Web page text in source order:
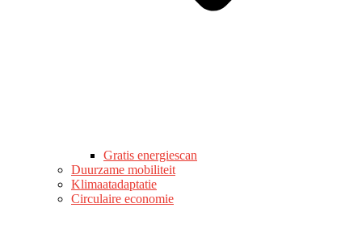
Gratis energiescan
Duurzame mobiliteit
Klimaatadaptatie
Circulaire economie